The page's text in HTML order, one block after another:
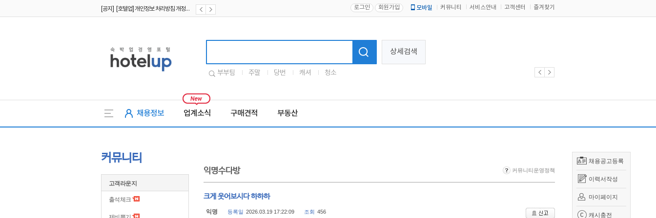
[공지] [호텔업] 개인정보 처리방침 개정본1 (19.09.02) 로그인 회원가입 모바일 커뮤니티 서비스안내 고객센터 즐겨찾기
상세검색
부부팀 주말 당번 캐셔 청소
채용정보 업계소식 구매견적 부동산
채용공고등록
이력서작성
마이페이지
캐시충전
커뮤니티
고객라운지
출석체크
익명수다방 커뮤니티운영정책
크게 웃어보시다 하하하
익명 등록일 2026.03.19 17:22:09 조회 456